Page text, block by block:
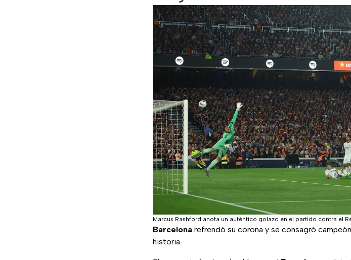
Marcus Rashford anota un auténtico golazo en el partido contra el
Barcelona refrendó su corona y se consagró
historia.